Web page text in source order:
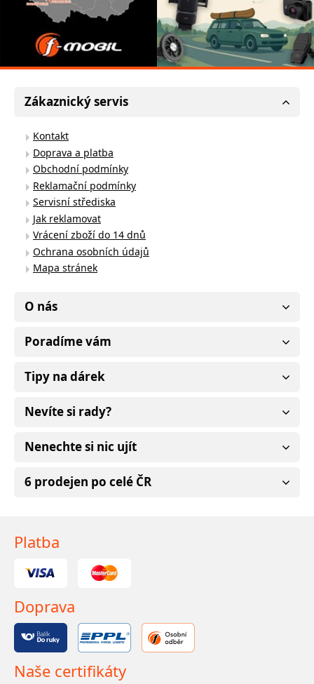
Zákaznický servis
Kontakt
Doprava a platba
Obchodní podmínky
Reklamační podmínky
Servisní střediska
Jak reklamovat
Vrácení zboží do 14 dnů
Ochrana osobních údajů
Mapa stránek
O nás
Poradíme vám
Tipy na dárek
Nevíte si rady?
Nenechte si nic ujít
6 prodejen po celé ČR
Platba
Doprava
Naše certifikáty